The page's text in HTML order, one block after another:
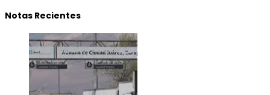
Notas Recientes